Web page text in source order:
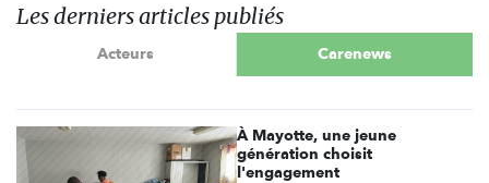
Les derniers articles publiés
Acteurs Carenews
À Mayotte, une jeune
génération choisit
l'engagement